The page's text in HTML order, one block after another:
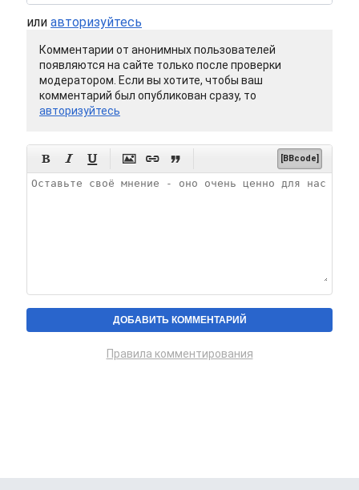
или авторизуйтесь
Комментарии от анонимных пользователей
появляются на сайте только после проверки
модератором. Если вы хотите, чтобы ваш
комментарий был опубликован сразу, то
авторизуйтесь
      [BBcode]
Правила комментирования